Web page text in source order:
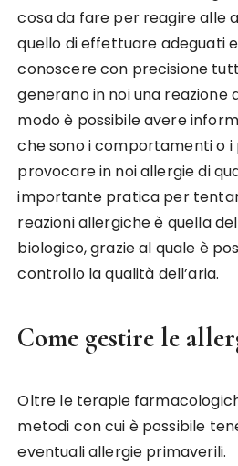
cosa da fare per reagire alle
quello di effettuare adeguati
conoscere con precisione
generano in noi una reazione
modo è possibile avere
che sono i comportamenti o
provocare in noi allergie di
importante pratica per
reazioni allergiche è quella
biologico, grazie al quale è
controllo la qualità dell’aria.
Come gestire le
Oltre le terapie
metodi con cui è possibile
eventuali allergie primaverili.